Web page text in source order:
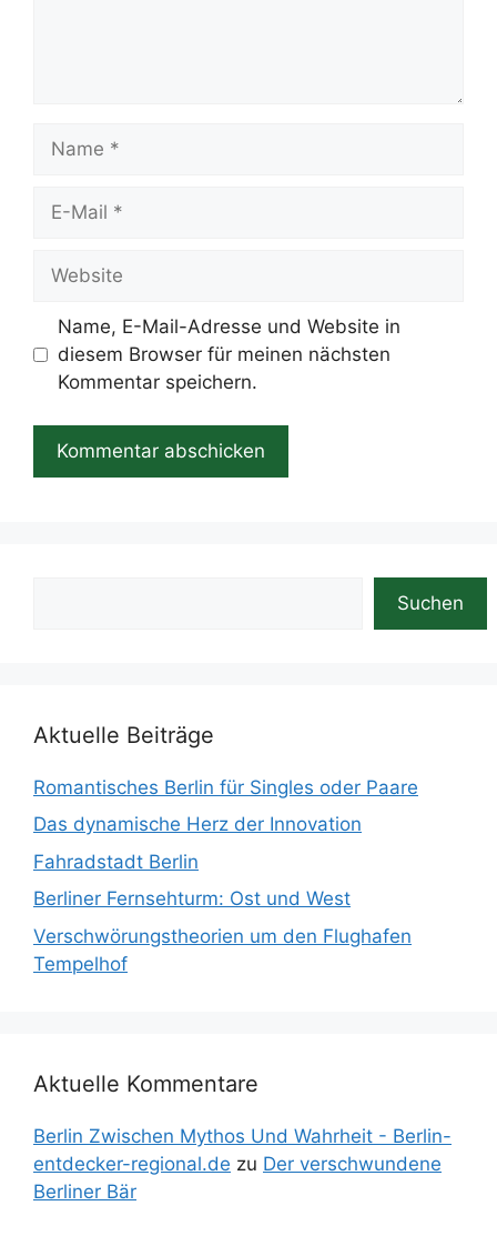
Name
Website
Name, E-Mail-Adresse und Website in
diesem Browser für meinen nächsten
Kommentar speichern.
Suchen
Aktuelle Beiträge
Romantisches Berlin für Singles oder Paare
Das dynamische Herz der Innovation
Fahradstadt Berlin
Berliner Fernsehturm: Ost und West
Verschwörungstheorien um den Flughafen
Tempelhof
Aktuelle Kommentare
Berlin Zwischen Mythos Und Wahrheit - Berlin-
entdecker-regional.de zu Der verschwundene
Berliner Bär